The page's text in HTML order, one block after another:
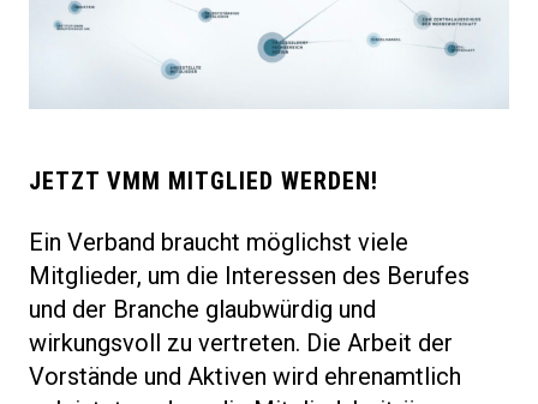
JETZT VMM MITGLIED WERDEN!
Ein Verband braucht möglichst viele
Mitglieder, um die Interessen des Berufes
und der Branche glaubwürdig und
wirkungsvoll zu vertreten. Die Arbeit der
Vorstände und Aktiven wird ehrenamtlich